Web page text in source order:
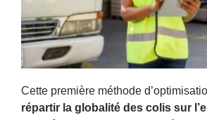
Cette première méthode
répartir la globalité des colis sur